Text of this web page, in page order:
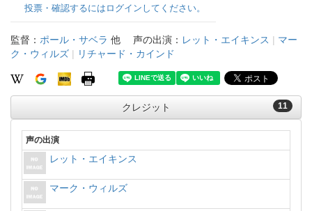
投票・確認するにはログインしてください。
監督： ポール・サベラ 他 声の出演： レット・エイキンス | マー
ク・ウィルズ | リチャード・カインド
11
クレジット
声の出演
レット・エイキンス
マーク・ウィルズ